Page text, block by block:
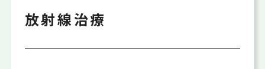
放射線治療